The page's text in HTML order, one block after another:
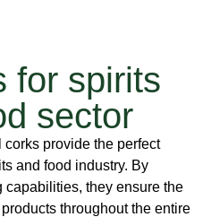
for spirits
sector
provide the perfect
and food industry. By
they ensure the
throughout the entire